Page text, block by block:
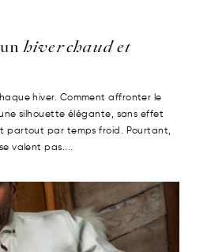
unhiver chaud et
hiver. Comment affronter le
silhouette élégante, sans effet
partout par temps froid. Pourtant,
valent pas....